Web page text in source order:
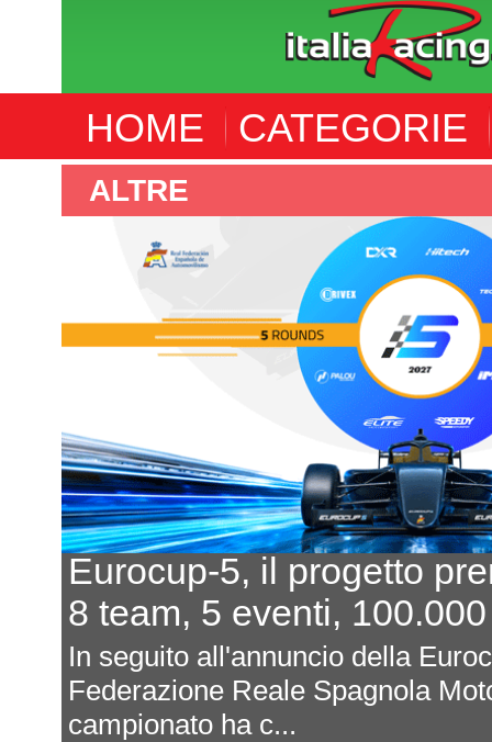
HOME CATEGORIE
ALTRE
Eurocup-5, il progetto
8 team, 5 eventi,
In seguito all'annuncio della
Federazione Reale Spagnola
campionato ha c...